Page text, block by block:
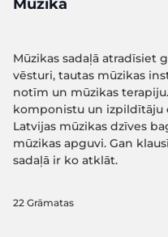
Mūzika
Mūzikas sadaļā atradīsiet
vēsturi, tautas mūzikas
notīm un mūzikas
komponistu un izpildītāju
Latvijas mūzikas dzīves
mūzikas apguvi. Gan
sadaļā ir ko atklāt.
22 Grāmatas